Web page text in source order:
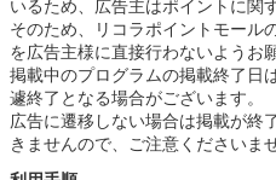
そのため、リコラポイントモール
を広告主様に直接行わないようお
掲載中のプログラムの掲載終了日
遽終了となる場合がございます。
広告に遷移しない場合は掲載が終
きませんので、ご注意くださいませ